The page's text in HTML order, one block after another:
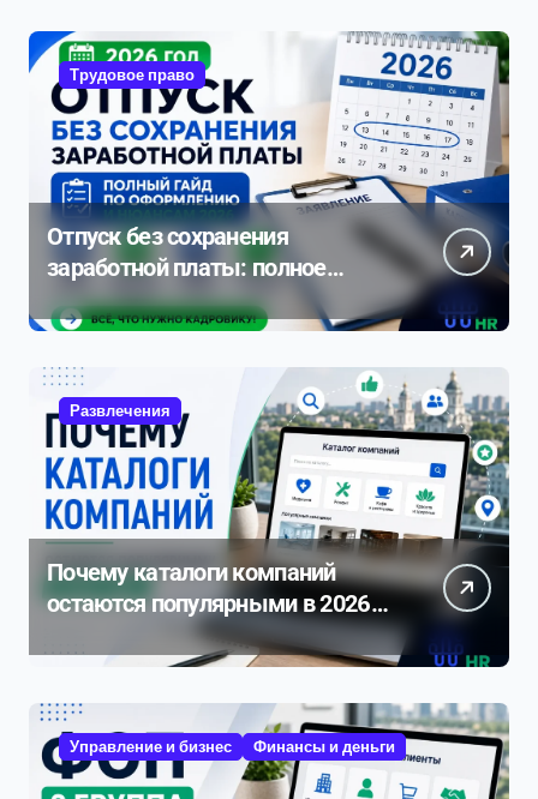
Трудовое право
Отпуск без сохранения
заработной платы: полное
руководство по оформлению и
нюансам 2026
Развлечения
Почему каталоги компаний
остаются популярными в 2026
Управление и бизнес Финансы и деньги